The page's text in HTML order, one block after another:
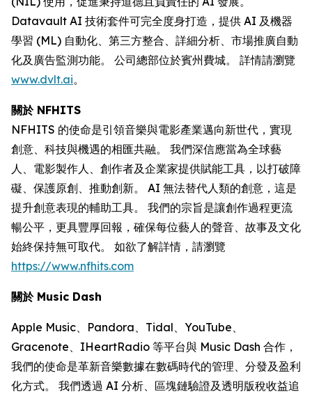
Datavault AI 技術套件可完全度身打造，提供 AI 及機器
學習 (ML) 自動化、第三方整合、詳細分析、市場推廣自動
化及廣告監測功能。 公司總部位於賓州費城。 詳情請瀏覽
www.dvlt.ai。
關於 NFHITS
NFHITS 的使命是引領音樂與電影產業邁向新世代，實現
創意、科技與機遇的相匯共融。 我們深信應當為全球藝
人、電影製作人、創作者及企業家提供賦能工具，以打破障
礙、保護原創、推動創新。 AI 無法替代人類的創意，這是
提升創意表現的輔助工具。 我們的宗旨是讓創作過程更流
暢公平，更具豐厚回報，確保每位藝人的聲音、故事及文化
始終保持無可取代。 如欲了解詳情，請瀏覽
https://www.nfhits.com
關於 Music Dash
Apple Music、Pandora、Tidal、YouTube、
Gracenote、IHeartRadio 等平台與 Music Dash 合作，
我們的使命是革新音樂數據在數碼時代的管理、分發及盈利
化方式。 我們透過 AI 分析、區塊鏈驗證及透明版稅收益追